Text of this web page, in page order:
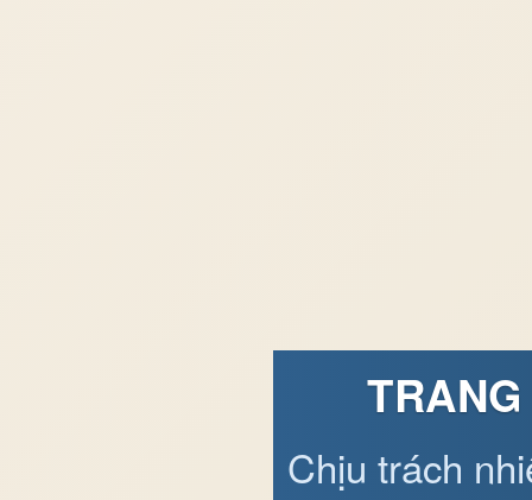
Chịu trách